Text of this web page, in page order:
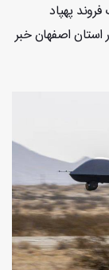
پهپاد
در استان اصفهان خبر